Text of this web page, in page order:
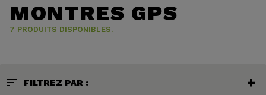
MONTRES GPS
7 PRODUITS DISPONIBLES.
sort FILTREZ PAR :